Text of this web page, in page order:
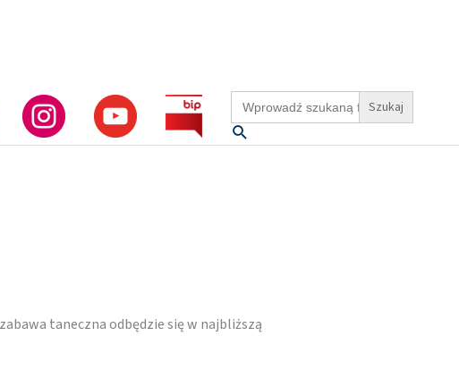
Search
for:
Szukaj
taneczna odbędzie się w najbliższą